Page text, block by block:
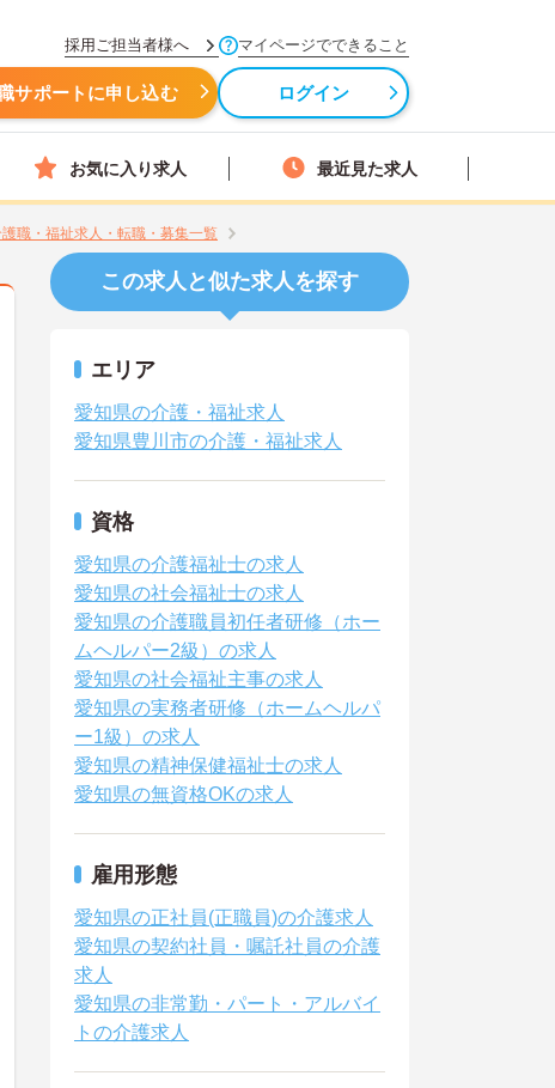
採用ご担当者様へ マイページでできること
サポートに申し込む ログイン
お気に入り求人 最近見た求人
職・福祉求人・転職・募集一覧
この求人と似た求人を探す
エリア
愛知県の介護・福祉求人
愛知県豊川市の介護・福祉求人
資格
愛知県の介護福祉士の求人
愛知県の社会福祉士の求人
愛知県の介護職員初任者研修（ホー
ムヘルパー2級）の求人
愛知県の社会福祉主事の求人
愛知県の実務者研修（ホームヘルパ
ー1級）の求人
愛知県の精神保健福祉士の求人
愛知県の無資格OKの求人
雇用形態
愛知県の正社員(正職員)の介護求人
愛知県の契約社員・嘱託社員の介護
求人
愛知県の非常勤・パート・アルバイ
トの介護求人